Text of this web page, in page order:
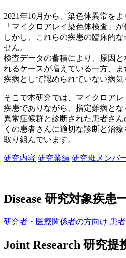
2021年10月から、染色体異常を
「マイクロアレイ染色体検査」
しかし、これらの疾患の臨床的
せん。
検査データの蓄積により、原因
れるケースが増えている一方、
疾病として認められていない病気
そこで本研究では、マイクロア
疾患でありながら、指定難病と
異常症候群と診断された患者さ
くの患者さんに適切な診断と治
取り組んでいます。
研究内容 研究業績 研究班メンバ
Disease 研究対象疾患
研究者・医療関係者の方向け 患
Joint Research 研究提